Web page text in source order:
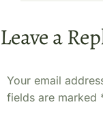
Leave a
Your email
fields are marked